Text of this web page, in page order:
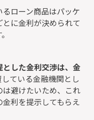
ローン商品はパッケ
に金利が決められて
した金利交渉は、金
ている金融機関とし
避けたいため、これ
利を提示してもらえ